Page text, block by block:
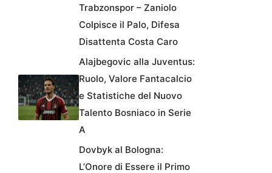
Trabzonspor – Zaniolo
Colpisce il Palo, Difesa
Disattenta Costa Caro
Alajbegovic alla Juventus:
Ruolo, Valore Fantacalcio
e Statistiche del Nuovo
Talento Bosniaco in Serie
A
Dovbyk al Bologna:
L’Onore di Essere il Primo